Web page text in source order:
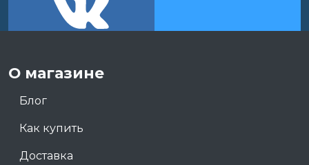
О магазине
Блог
Как купить
Доставка